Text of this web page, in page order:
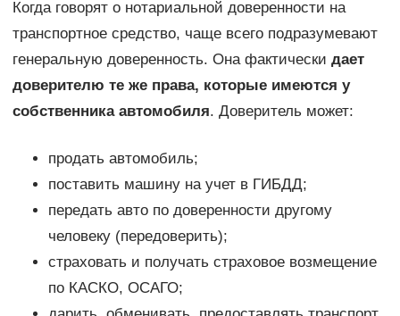
Когда говорят о нотариальной доверенности на
транспортное средство, чаще всего подразумевают
генеральную доверенность. Она фактически дает
доверителю те же права, которые имеются у
собственника автомобиля. Доверитель может:
продать автомобиль;
поставить машину на учет в ГИБДД;
передать авто по доверенности другому
человеку (передоверить);
страховать и получать страховое возмещение
по КАСКО, ОСАГО;